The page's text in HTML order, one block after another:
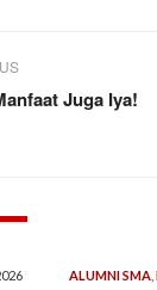
Juga Iya!
ALUMNI SMA,